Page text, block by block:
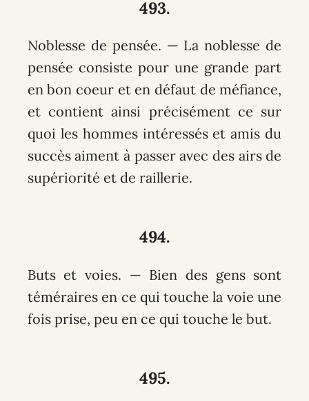
493.
Noblesse de pensée. — La noblesse de
pensée consiste pour une grande part
en bon coeur et en défaut de méfiance,
et contient ainsi précisément ce sur
quoi les hommes intéressés et amis du
succès aiment à passer avec des airs de
supériorité et de raillerie.
494.
Buts et voies. — Bien des gens sont
téméraires en ce qui touche la voie une
fois prise, peu en ce qui touche le but.
495.